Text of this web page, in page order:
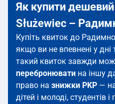
Як купити
Służewiec –
Купіть квиток до
якщо ви не впевнені у дні
такий квиток завжди
перебронювати на іншу
право на знижки PKP —
дітей і молоді, студентів і